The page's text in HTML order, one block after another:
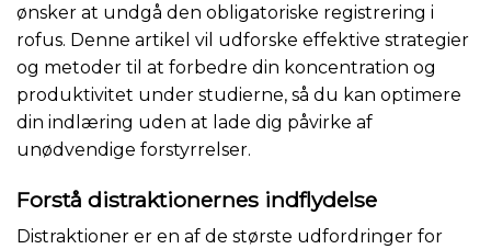
ønsker at undgå den obligatoriske registrering i
rofus. Denne artikel vil udforske effektive strategier
og metoder til at forbedre din koncentration og
produktivitet under studierne, så du kan optimere
din indlæring uden at lade dig påvirke af
unødvendige forstyrrelser.
Forstå distraktionernes indflydelse
Distraktioner er en af de største udfordringer for